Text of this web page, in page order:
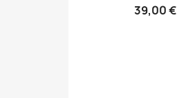
39,00 €